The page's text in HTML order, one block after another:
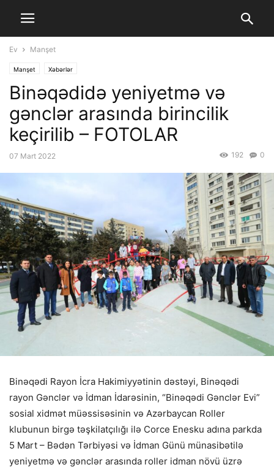
Ev Manşet
Manşet Xəbərlər
Binəqədidə yeniyetmə və
gənclər arasında birincilik
keçirilib – FOTOLAR
07 Mart 2022 0
192
Binəqədi Rayon İcra Hakimiyyətinin dəstəyi, Binəqədi
rayon Gənclər və İdman İdarəsinin, “Binəqədi Gənclər Evi”
sosial xidmət müəssisəsinin və Azərbaycan Roller
klubunun birgə təşkilatçılığı ilə Corce Enesku adına parkda
5 Mart – Bədən Tərbiyəsi və İdman Günü münasibətilə
yeniyetmə və gənclər arasında roller idman növü üzrə